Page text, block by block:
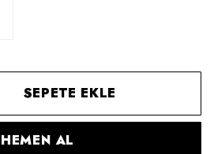
SEPETE EKLE
HEMEN AL